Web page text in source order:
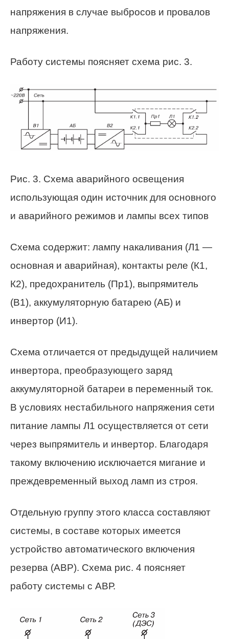
напряжения в случае выбросов и провалов
напряжения.
Работу системы поясняет схема рис. 3.
Рис. 3. Схема аварийного освещения
использующая один источник для основного
и аварийного режимов и лампы всех типов
Схема содержит: лампу накаливания (Л1 —
основная и аварийная), контакты реле (К1,
К2), предохранитель (Пр1), выпрямитель
(В1), аккумуляторную батарею (АБ) и
инвертор (И1).
Схема отличается от предыдущей наличием
инвертора, преобразующего заряд
аккумуляторной батареи в переменный ток.
В условиях нестабильного напряжения сети
питание лампы Л1 осуществляется от сети
через выпрямитель и инвертор. Благодаря
такому включению исключается мигание и
преждевременный выход ламп из строя.
Отдельную группу этого класса составляют
системы, в составе которых имеется
устройство автоматического включения
резерва (АВР). Схема рис. 4 поясняет
работу системы с АВР.